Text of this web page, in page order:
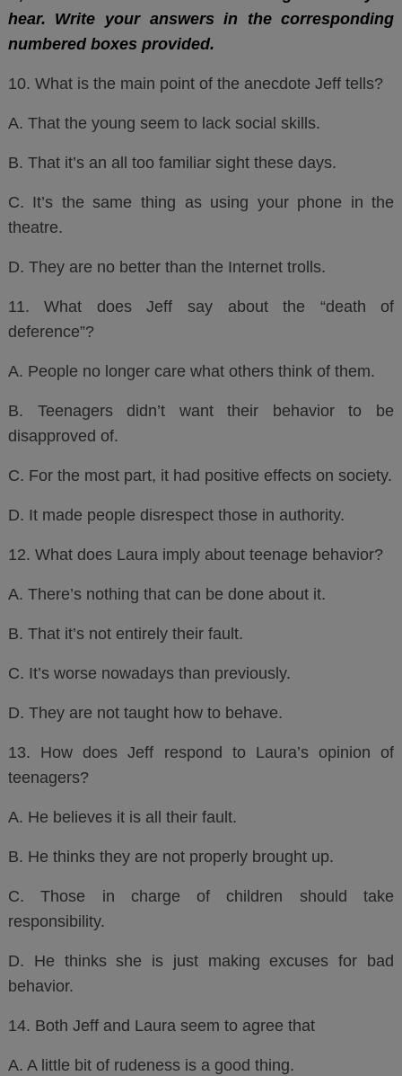
very different by the time it’s
actually manufactured. But I
market one day.
hear. Write your answers in the corresponding
numbered boxes provided.
10. What is the main point of the anecdote Jeff tells?
A. That the young seem to lack social skills.
B. That it’s an all too familiar sight these days.
C. It’s the same thing as using your phone in the
theatre.
D. They are no better than the Internet trolls.
11. What does Jeff say about the “death of
deference”?
A. People no longer care what others think of them.
B. Teenagers didn’t want their behavior to be
disapproved of.
C. For the most part, it had positive effects on society.
D. It made people disrespect those in authority.
12. What does Laura imply about teenage behavior?
A. There’s nothing that can be done about it.
B. That it’s not entirely their fault.
C. It’s worse nowadays than previously.
D. They are not taught how to behave.
13. How does Jeff respond to Laura’s opinion of
teenagers?
A. He believes it is all their fault.
B. He thinks they are not properly brought up.
C. Those in charge of children should take
responsibility.
D. He thinks she is just making excuses for bad
behavior.
14. Both Jeff and Laura seem to agree that
A. A little bit of rudeness is a good thing.